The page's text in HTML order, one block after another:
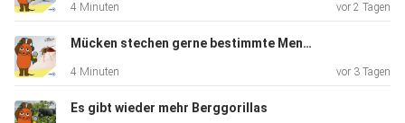
4 Minuten vor 2 Tagen
Mücken stechen gerne bestimmte Menschen
4 Minuten vor 3 Tagen
Es gibt wieder mehr Berggorillas